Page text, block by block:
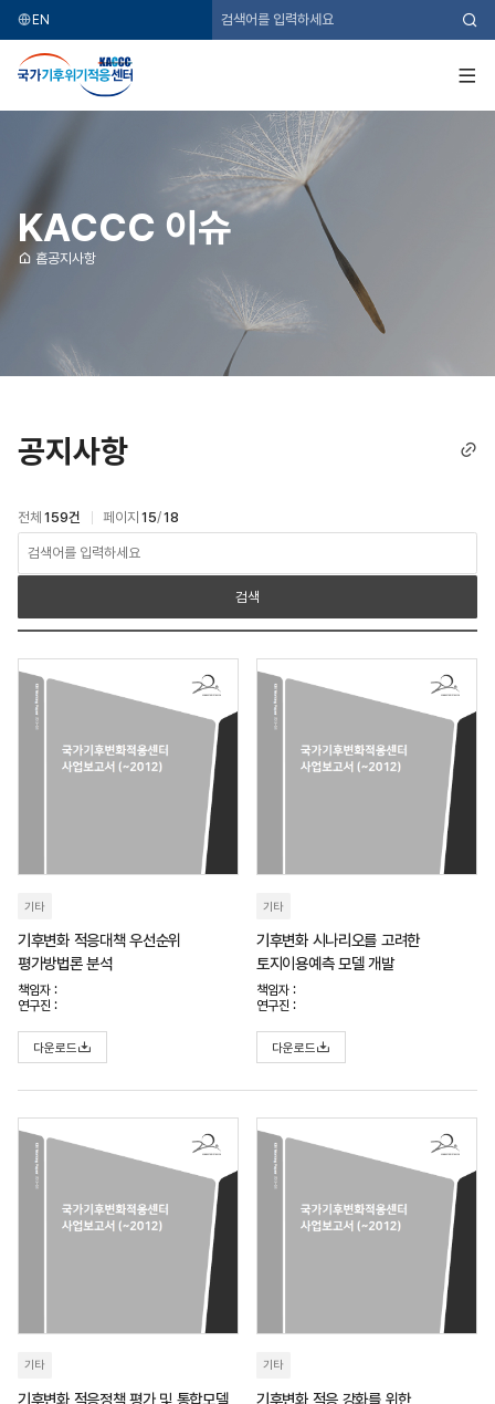
EN
국
가
체
KACCC 이슈
홈공지사항
공지사항
링
검색
전체 159건 페이지 15/18
기타
기후변화 적응대책 우선순위
평가방법론 분석
책임자 :
연구진 :
다운로드
기타
기후변화 시나리오를 고려한
토지이용예측 모델 개발
책임자 :
연구진 :
다운로드
기타
기후변화 적응정책 평가 및 통합모델
기타
기후변화 적응 강화를 위한